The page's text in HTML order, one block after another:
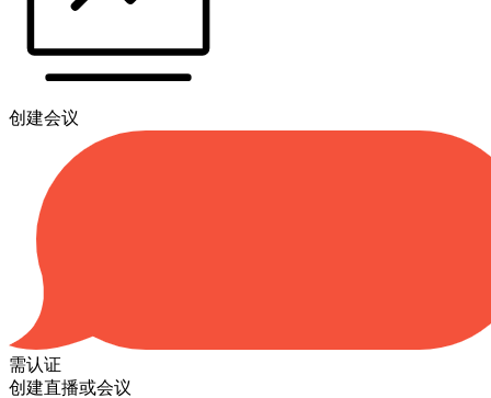
创建会议
需认证
创建直播或会议